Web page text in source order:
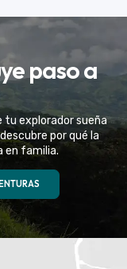
con una
paso a
tu explorador sueña
por qué la
en familia.